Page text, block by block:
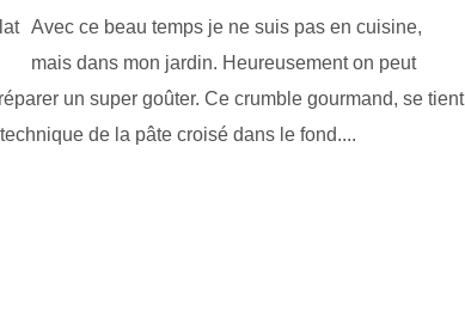
Avec ce beau temps je ne suis pas en cuisine,
mais dans mon jardin. Heureusement on peut
un super goûter. Ce crumble gourmand, se tient
de la pâte croisé dans le fond....